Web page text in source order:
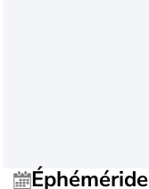
Éphéméride